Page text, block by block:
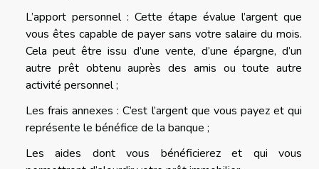
L’apport personnel : Cette étape évalue l’argent que
vous êtes capable de payer sans votre salaire du mois.
Cela peut être issu d’une vente, d’une épargne, d’un
autre prêt obtenu auprès des amis ou toute autre
activité personnel ;
Les frais annexes : C’est l’argent que vous payez et qui
représente le bénéfice de la banque ;
Les aides dont vous bénéficierez et qui vous